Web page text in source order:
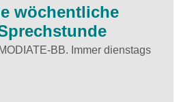
wöchentliche
BB. Immer dienstags